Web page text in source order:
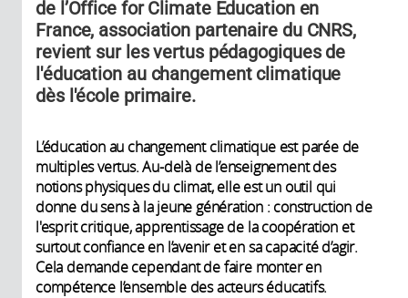
de l’Office for Climate Education en
France, association partenaire du CNRS,
revient sur les vertus pédagogiques de
l'éducation au changement climatique
dès l'école primaire.
L’éducation au changement climatique est parée de
multiples vertus. Au-delà de l’enseignement des
notions physiques du climat, elle est un outil qui
donne du sens à la jeune génération : construction de
l'esprit critique, apprentissage de la coopération et
surtout confiance en l’avenir et en sa capacité d’agir.
Cela demande cependant de faire monter en
compétence l’ensemble des acteurs éducatifs.